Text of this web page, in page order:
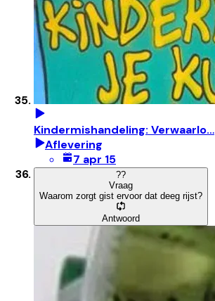
Kindermishandeling: Verwaarlo…
Aflevering
7 apr 15
??
Vraag
Waarom zorgt gist ervoor dat deeg rijst?
Antwoord